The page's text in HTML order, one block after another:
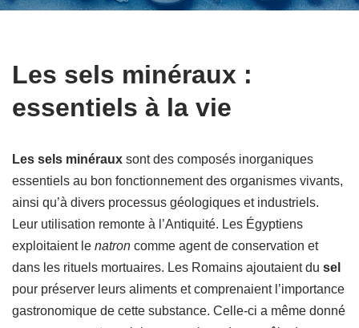
Les sels minéraux :
essentiels à la vie
Les sels minéraux sont des composés inorganiques
essentiels au bon fonctionnement des organismes vivants,
ainsi qu’à divers processus géologiques et industriels.
Leur utilisation remonte à l’Antiquité. Les Égyptiens
exploitaient le natron comme agent de conservation et
dans les rituels mortuaires. Les Romains ajoutaient du sel
pour préserver leurs aliments et comprenaient l’importance
gastronomique de cette substance. Celle-ci a même donné